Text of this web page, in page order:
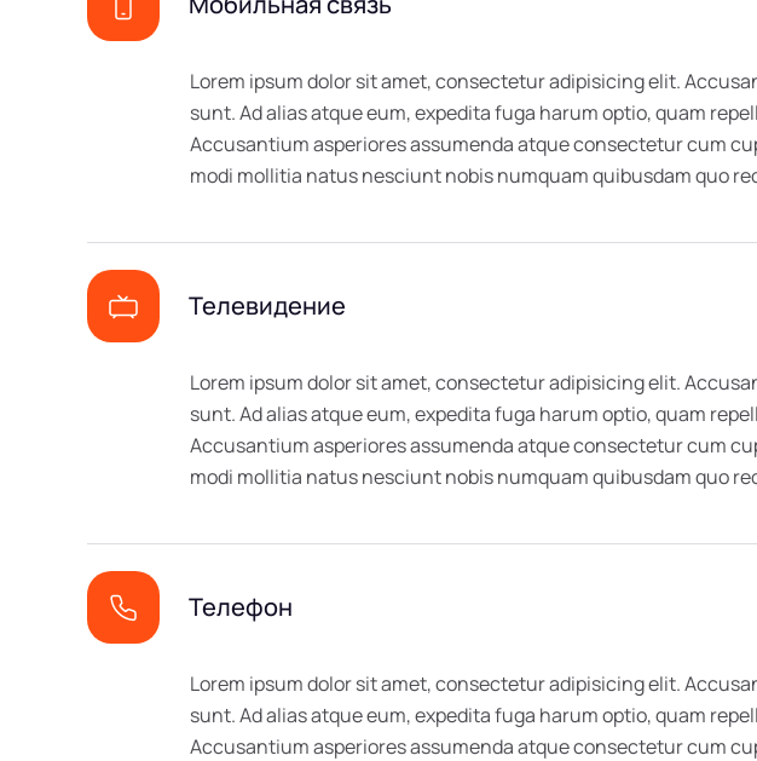
Lorem ipsum dolor sit amet, consectetur adipisicing elit.
sunt. Ad alias atque eum, expedita fuga harum optio, quam
Accusantium asperiores assumenda atque consectetur cum
modi mollitia natus nesciunt nobis numquam quibusdam quo
Телевидение
Lorem ipsum dolor sit amet, consectetur adipisicing elit.
sunt. Ad alias atque eum, expedita fuga harum optio, quam
Accusantium asperiores assumenda atque consectetur cum
modi mollitia natus nesciunt nobis numquam quibusdam quo
Телефон
Lorem ipsum dolor sit amet, consectetur adipisicing elit.
sunt. Ad alias atque eum, expedita fuga harum optio, quam
Accusantium asperiores assumenda atque consectetur cum